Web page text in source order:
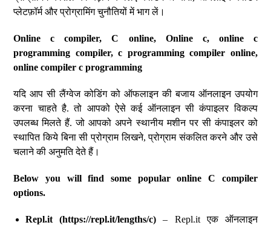
प्लेटफ़ॉर्म और प्रोग्रामिंग चुनौतियों में भाग लें।
Online c compiler, C online, Online c, online c
programming compiler, c programming compiler online,
online compiler c programming
यदि आप सी लैंग्वेज कोडिंग को ऑफलाइन की बजाय ऑनलाइन उपयोग
करना चाहते है. तो आपको ऐसे कई ऑनलाइन सी कंपाइलर विकल्प
उपलब्ध मिलते हैं. जो आपको अपने स्थानीय मशीन पर सी कंपाइलर को
स्थापित किये बिना सी प्रोग्राम लिखने, प्रोग्राम संकलित करने और उसे
चलाने की अनुमति देते हैं।
Below you will find some popular online C compiler
options.
Repl.it (https://repl.it/lengths/c) – Repl.it एक ऑनलाइन